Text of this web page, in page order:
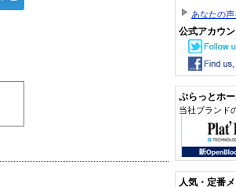
あなたの
公式アカウ
ぷらっとホ
当社ブランド
人気・定番